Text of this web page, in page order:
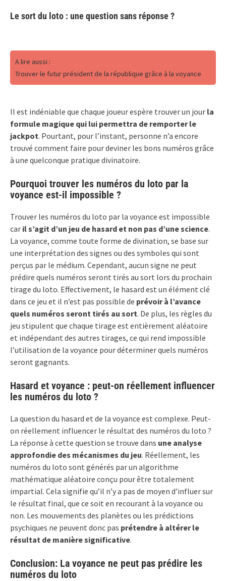
Le sort du loto : une question sans réponse ?
A lire aussi :
Trouver le futur président de la république grâce à la voyance
Il est indéniable que chaque joueur espère trouver un jour la
formule magique qui lui permettra de remporter le
jackpot. Pourtant, pour l’instant, personne n’a encore
trouvé comment faire pour deviner les bons numéros grâce
à une quelconque pratique divinatoire.
Pourquoi trouver les numéros du loto par la
voyance est-il impossible ?
Trouver les numéros du loto par la voyance est impossible
car il s’agit d’un jeu de hasard et non pas d’une science.
La voyance, comme toute forme de divination, se base sur
une interprétation des signes ou des symboles qui sont
perçus par le médium. Cependant, aucun signe ne peut
prédire quels numéros seront tirés au sort lors du prochain
tirage du loto. Effectivement, le hasard est un élément clé
dans ce jeu et il n’est pas possible de prévoir à l’avance
quels numéros seront tirés au sort. De plus, les règles du
jeu stipulent que chaque tirage est entièrement aléatoire
et indépendant des autres tirages, ce qui rend impossible
l’utilisation de la voyance pour déterminer quels numéros
seront gagnants.
Hasard et voyance : peut-on réellement influencer
les numéros du loto ?
La question du hasard et de la voyance est complexe. Peut-
on réellement influencer le résultat des numéros du loto ?
La réponse à cette question se trouve dans une analyse
approfondie des mécanismes du jeu. Réellement, les
numéros du loto sont générés par un algorithme
mathématique aléatoire conçu pour être totalement
impartial. Cela signifie qu’il n’y a pas de moyen d’influer sur
le résultat final, que ce soit en recourant à la voyance ou
non. Les mouvements des planètes ou les prédictions
psychiques ne peuvent donc pas prétendre à altérer le
résultat de manière significative.
Conclusion: La voyance ne peut pas prédire les
numéros du loto